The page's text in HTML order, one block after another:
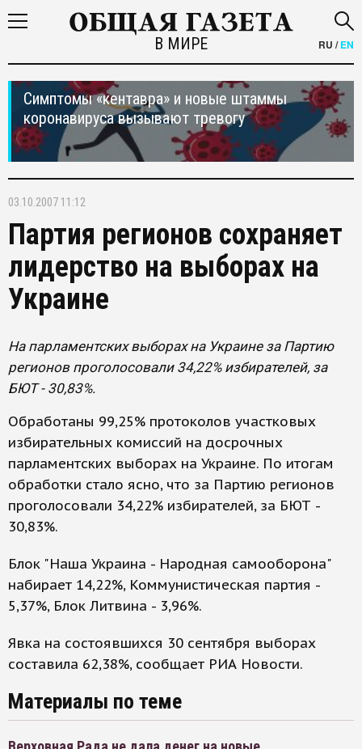
В МИРЕ RU /EN
Симптомы «кентавра» и новые штаммы
коронавируса вызывают тревогу
03.10.2007 11:12
Партия регионов сохраняет
лидерство на выборах на
Украине
На парламентских выборах на Украине за Партию
регионов проголосовали 34,22% избирателей, за
БЮТ - 30,83%.
Обработаны 99,25% протоколов участковых
избирательных комиссий на досрочных
парламентских выборах на Украине. По итогам
обработки стало ясно, что за Партию регионов
проголосовали 34,22% избирателей, за БЮТ -
30,83%.
Блок "Наша Украина - Народная самооборона"
набирает 14,22%, Коммунистическая партия -
5,37%, Блок Литвина - 3,96%.
Явка на состоявшихся 30 сентября выборах
составила 62,38%, сообщает РИА Новости.
Материалы по теме